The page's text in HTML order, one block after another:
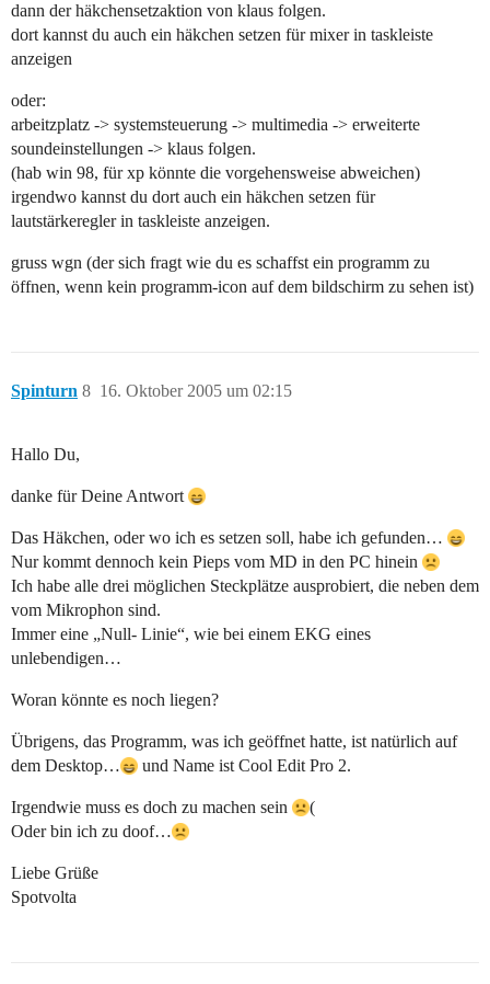
dann der häkchensetzaktion von klaus folgen.
dort kannst du auch ein häkchen setzen für mixer in taskleiste
anzeigen
oder:
arbeitzplatz -> systemsteuerung -> multimedia -> erweiterte
soundeinstellungen -> klaus folgen.
(hab win 98, für xp könnte die vorgehensweise abweichen)
irgendwo kannst du dort auch ein häkchen setzen für
lautstärkeregler in taskleiste anzeigen.
gruss wgn (der sich fragt wie du es schaffst ein programm zu
öffnen, wenn kein programm-icon auf dem bildschirm zu sehen ist)
Spinturn 16. Oktober 2005 um 02:15
8
Hallo Du,
danke für Deine Antwort
Das Häkchen, oder wo ich es setzen soll, habe ich gefunden…
Nur kommt dennoch kein Pieps vom MD in den PC hinein
Ich habe alle drei möglichen Steckplätze ausprobiert, die neben dem
vom Mikrophon sind.
Immer eine „Null- Linie“, wie bei einem EKG eines
unlebendigen…
Woran könnte es noch liegen?
Übrigens, das Programm, was ich geöffnet hatte, ist natürlich auf
dem Desktop…
und Name ist Cool Edit Pro 2.
Irgendwie muss es doch zu machen sein
(
Oder bin ich zu doof…
Liebe Grüße
Spotvolta